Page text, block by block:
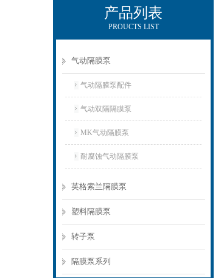
产品列表
PROUCTS LIST
气动隔膜泵
气动隔膜泵配件
气动双隔隔膜泵
MK气动隔膜泵
耐腐蚀气动隔膜泵
英格索兰隔膜泵
塑料隔膜泵
转子泵
隔膜泵系列